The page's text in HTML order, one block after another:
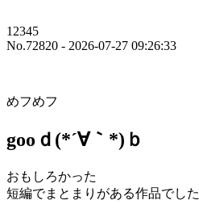
12345
No.72820 - 2026-07-27 09:26:33
めフめフ
gooｄ(*´∀｀*)ｂ
おもしろかった
短編でまとまりがある作品でした